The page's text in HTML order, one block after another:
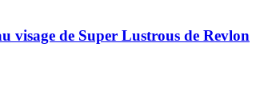
visage de Super Lustrous de Revlon